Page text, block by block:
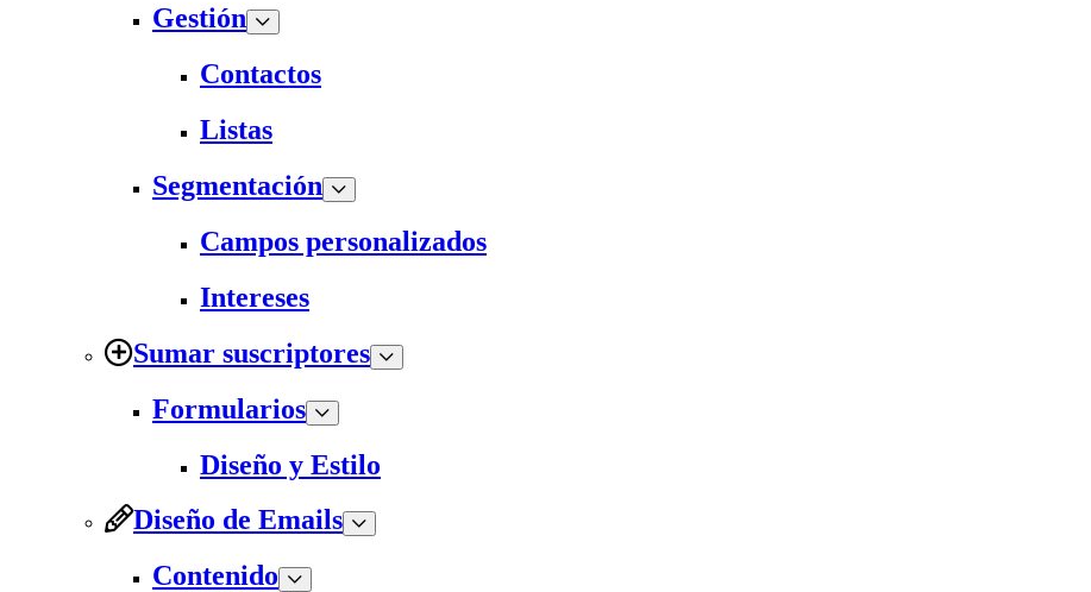
Gestión
Contactos
Listas
Segmentación
Campos personalizados
Intereses
Sumar suscriptores
Formularios
Diseño y Estilo
Diseño de Emails
Contenido